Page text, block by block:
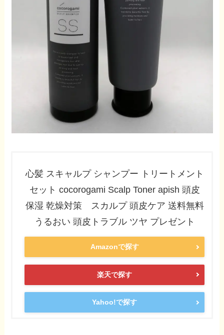
心髪 スキャルプ シャンプー トリートメント
セット cocorogami Scalp Toner apish 頭皮
保湿 乾燥対策 スカルプ 頭皮ケア 送料無料
うるおい 頭皮トラブル ツヤ プレゼント
Amazonで探す
楽天で探す
Yahoo!で探す